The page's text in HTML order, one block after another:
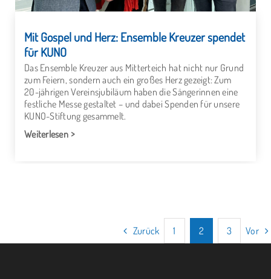
Mit Gospel und Herz: Ensemble Kreuzer spendet
für KUNO
Das Ensemble Kreuzer aus Mitterteich hat nicht nur Grund
zum Feiern, sondern auch ein großes Herz gezeigt: Zum
20-jährigen Vereinsjubiläum haben die Sängerinnen eine
festliche Messe gestaltet – und dabei Spenden für unsere
KUNO-Stiftung gesammelt.
Weiterlesen
Zurück 1 2 3 Vor